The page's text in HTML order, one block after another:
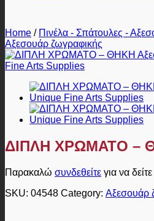
Home / Πινέλα - Σπάτουλες -
Αξεσουάρ ζωγραφικής
ΔΙΠΛΗ ΧΡΩΜΑΤΟ –
Παρακαλώ συνδεθείτε για να δείτε
SKU: 04548 Category: Αξεσουάρ